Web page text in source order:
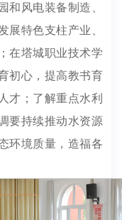
和风电装备制造、
展特色支柱产业、
在塔城职业技术学
初心，提高教书育
才；了解重点水利
要持续推动水资源
环境质量，造福各